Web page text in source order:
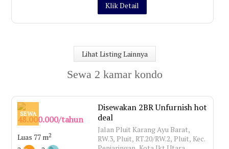
Klik Detail
Lihat Listing Lainnya
Sewa 2 kamar kondo
SEWA
48.000.000/tahun
Luas 77 m2
Disewakan 2BR Unfurnish hot
deal
Jalan Pluit Karang Ayu Barat,
RW.3, Pluit, RT.20/RW.2, Pluit, Kec.